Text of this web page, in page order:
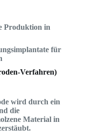
Produktion in
für
Verfahren)
wird durch ein
die
Material in